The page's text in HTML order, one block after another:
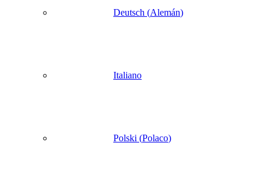
Deutsch (Alemán)
Italiano
Polski (Polaco)